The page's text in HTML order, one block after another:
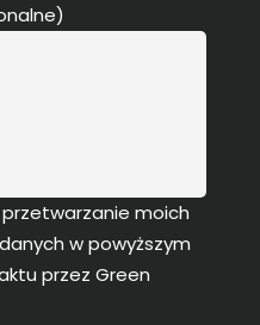
moich
w powyższym
przez Green